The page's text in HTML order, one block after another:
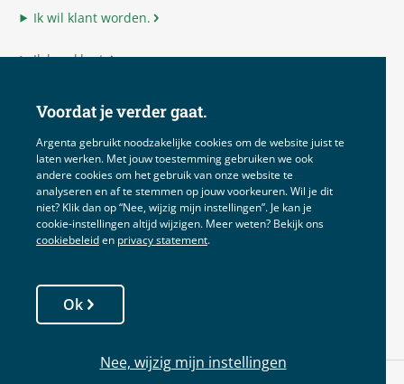
Voordat je verder gaat.
Argenta gebruikt noodzakelijke cookies om de website juist te
laten werken. Met jouw toestemming gebruiken we ook
andere cookies om het gebruik van onze website te
analyseren en af te stemmen op jouw voorkeuren. Wil je dit
niet? Klik dan op “Nee, wijzig mijn instellingen”. Je kan je
cookie‑instellingen altijd wijzigen. Meer weten? Bekijk ons
cookiebeleiden privacy statement.
Ok
Nee, wijzig mijn instellingen
Ik wil klant worden.
Ik ben klant.
Ik ben adviseur.
Ik ben Argenta.
Disclaimer
Privacy
Cookies